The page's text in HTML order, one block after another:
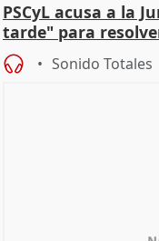
PSCyL acusa a la
tarde" para
Sonido Totales